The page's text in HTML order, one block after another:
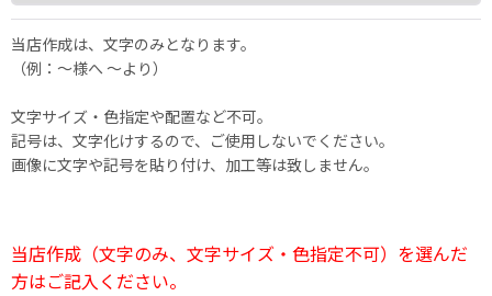
当店作成は、文字のみとなります。
（例：～様へ 〜より）
文字サイズ・色指定や配置など不可。
記号は、文字化けするので、ご使用しないでください。
画像に文字や記号を貼り付け、加工等は致しません。
当店作成（文字のみ、文字サイズ・色指定不可）を選んだ
方はご記入ください。